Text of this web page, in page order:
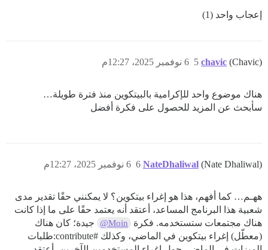
إعجاب واحد (1)
chavic (Chavic) 6 نوفمبر 2025، 12:27م 5
هناك موضوع واحد للإكرامية بالبيتكوين منذ فترة طويلة…
سأبحث عن المزيد للحصول على فكرة أفضل
NateDhaliwal (Nate Dhaliwal) 6 نوفمبر 2025، 12:27م 6
ههـم… كما أفهم، هذا هو إغراء بيتكوين؟ لا يمكنني حقًا تقدير مدى
شعبية هذا البرنامج المساعد، أعتقد أنه يعتمد حقًا على ما إذا كانت
هناك مجتمعات ستستخدمه. فكرة
@Moin
جيدة؛ كان هناك
(معطّل) إغراء بيتكوين في الماضي، وكذلك #contribute:طلبات